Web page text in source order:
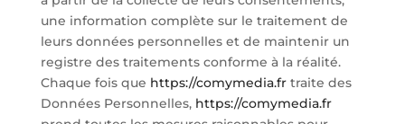
une information complète sur le traitement de
leurs données personnelles et de maintenir un
registre des traitements conforme à la réalité.
Chaque fois que https://comymedia.frtraite des
Données Personnelles, https://comymedia.fr